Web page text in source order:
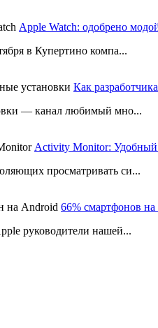
Apple Watch: одобрено
в Купертино компа...
Как
— канал любимый мно...
Activity Monitor: Удобный
просматривать си...
66% смартфонов на
руководители нашей...